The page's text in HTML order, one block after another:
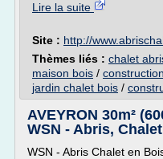
Lire la suite
Site : http://
Thèmes liés : chalet
maison bois /
jardin chalet bois /
AVEYRON 30m²
WSN - Abris,
WSN - Abris Chalet en